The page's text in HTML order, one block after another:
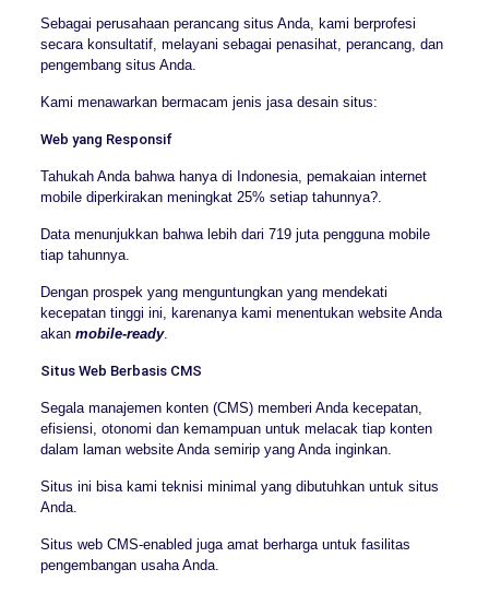
Sebagai perusahaan perancang situs Anda, kami berprofesi
secara konsultatif, melayani sebagai penasihat, perancang, dan
pengembang situs Anda.
Kami menawarkan bermacam jenis jasa desain situs:
Web yang Responsif
Tahukah Anda bahwa hanya di Indonesia, pemakaian internet
mobile diperkirakan meningkat 25% setiap tahunnya?.
Data menunjukkan bahwa lebih dari 719 juta pengguna mobile
tiap tahunnya.
Dengan prospek yang menguntungkan yang mendekati
kecepatan tinggi ini, karenanya kami menentukan website Anda
akan mobile-ready.
Situs Web Berbasis CMS
Segala manajemen konten (CMS) memberi Anda kecepatan,
efisiensi, otonomi dan kemampuan untuk melacak tiap konten
dalam laman website Anda semirip yang Anda inginkan.
Situs ini bisa kami teknisi minimal yang dibutuhkan untuk situs
Anda.
Situs web CMS-enabled juga amat berharga untuk fasilitas
pengembangan usaha Anda.